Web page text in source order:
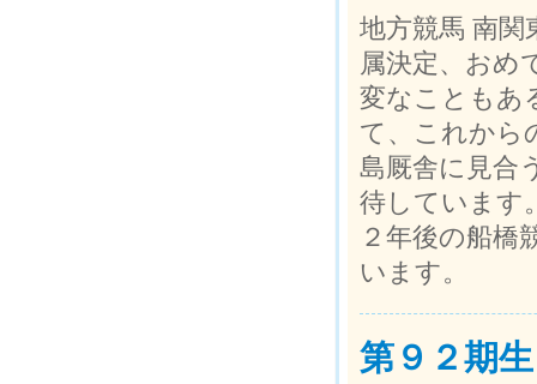
地方競馬 南関
属決定、おめ
変なこともあ
て、これから
島厩舎に見合
待しています
２年後の船橋
います。
第９２期生